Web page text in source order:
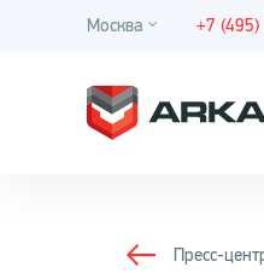
Москва +7
Пресс-